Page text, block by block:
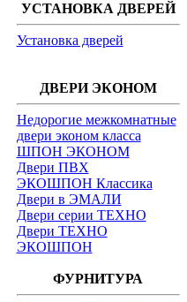
УСТАНОВКА ДВЕРЕЙ
Установка дверей
ДВЕРИ ЭКОНОМ
Недорогие межкомнатные
двери эконом класса
ШПОН ЭКОНОМ
Двери ПВХ
ЭКОШПОН Классика
Двери в ЭМАЛИ
Двери серии ТЕХНО
Двери ТЕХНО
ЭКОШПОН
ФУРНИТУРА